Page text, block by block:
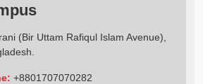
(Bir Uttam Rafiqul Islam Avenue),
+8801707070282